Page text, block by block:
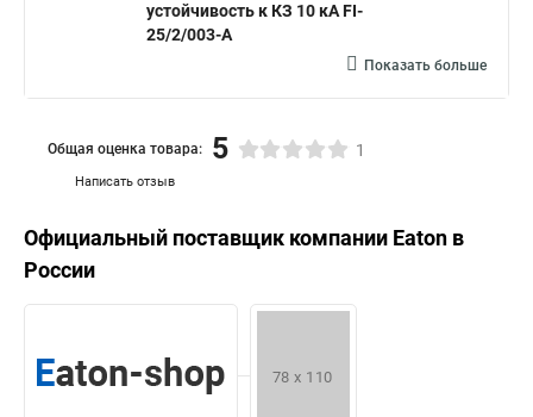
устойчивость к КЗ 10 кА FI-
25/2/003-A
Показать больше
Написать отзыв
Общая оценка товара: 5 1
Официальный поставщик компании Eaton в
России